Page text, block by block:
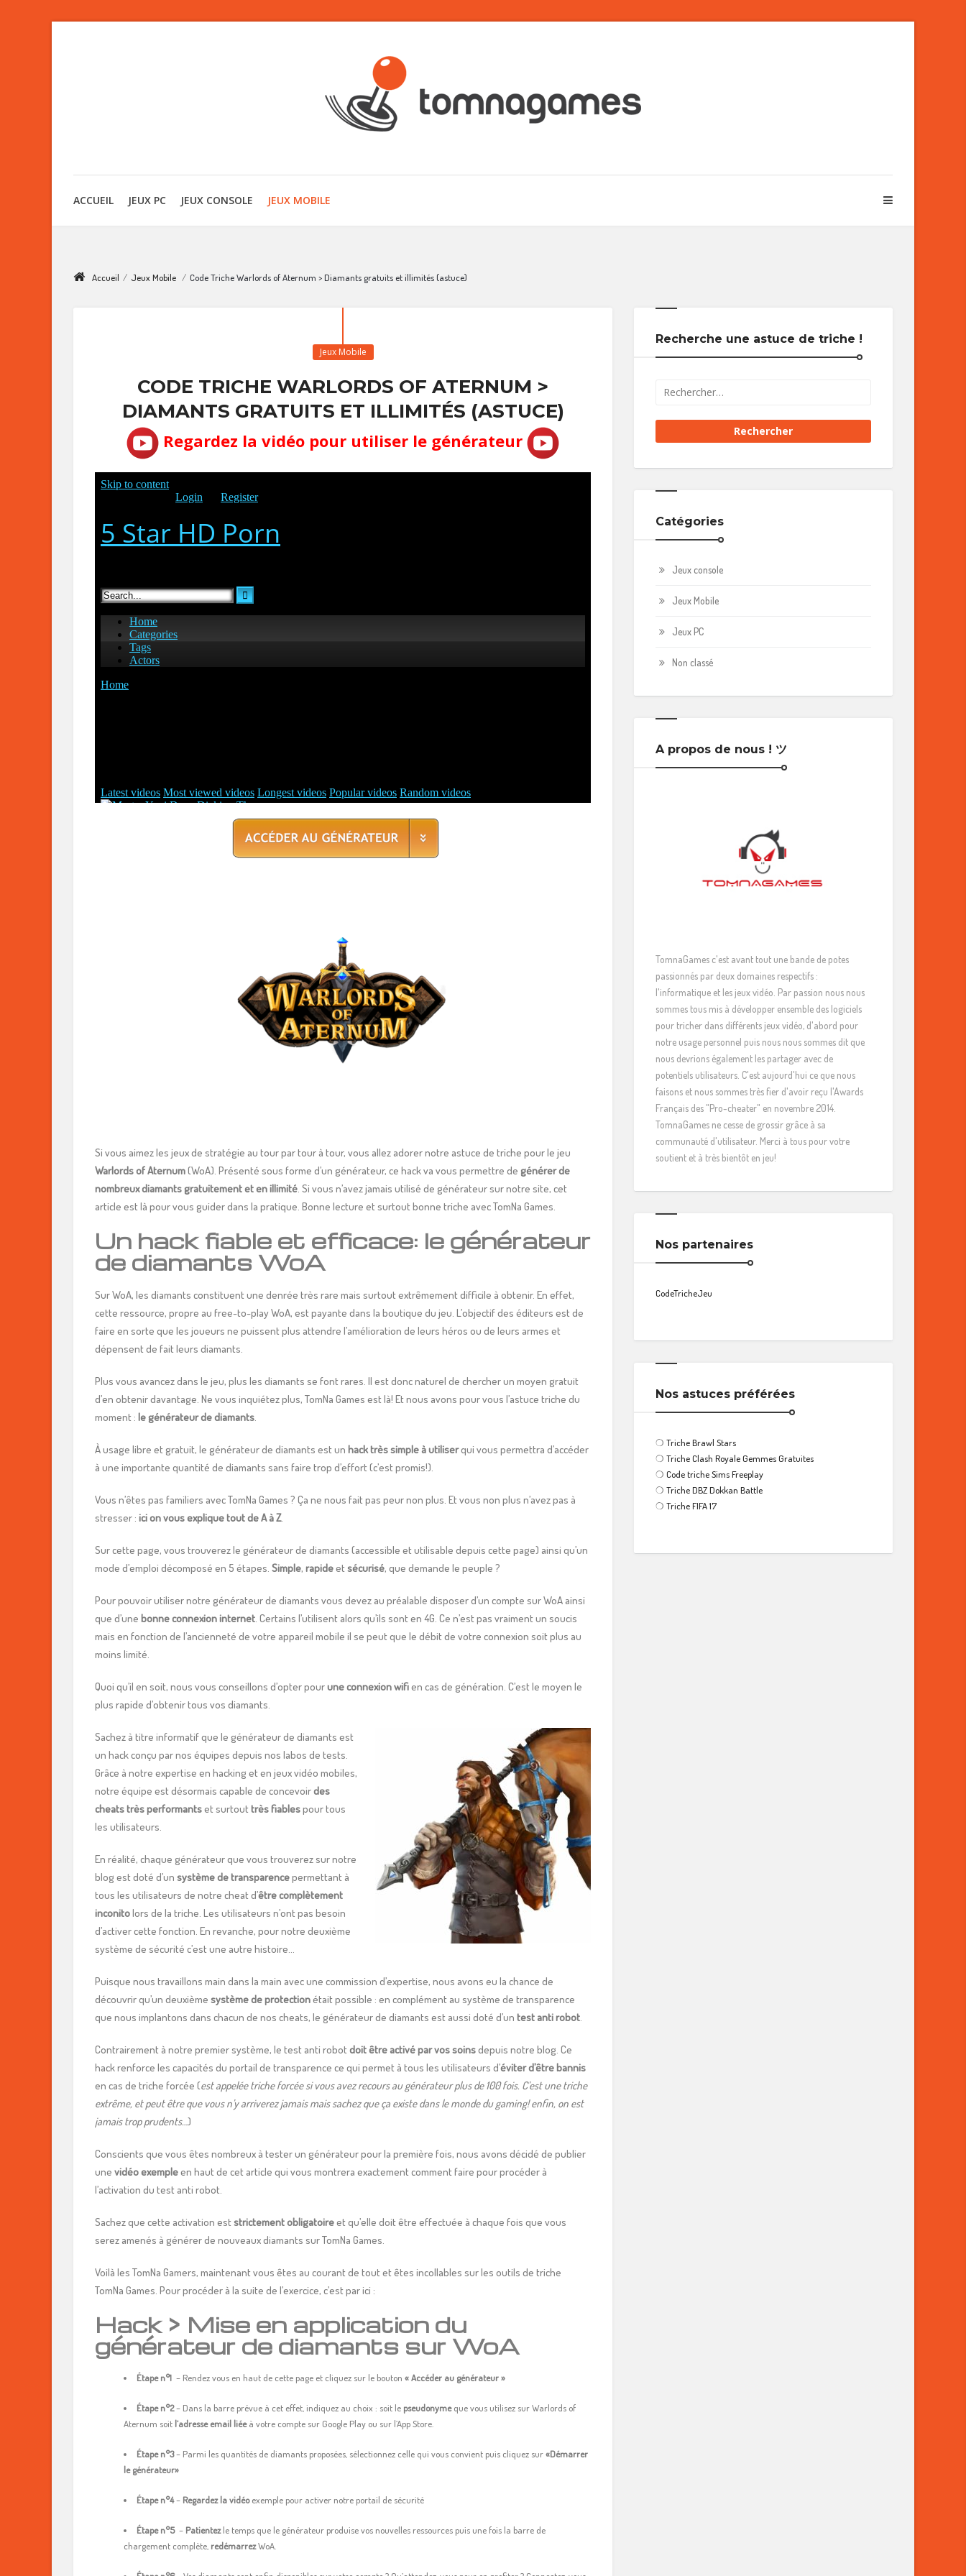
ACCUEIL JEUX PC JEUX CONSOLE JEUX MOBILE
Accueil / Jeux Mobile / Code Triche Warlords of Aternum > Diamants gratuits et illimités (astuce)
Jeux Mobile
CODE TRICHE WARLORDS OF ATERNUM >
DIAMANTS GRATUITS ET ILLIMITÉS (ASTUCE)
Regardez la vidéo pour utiliser le générateur
Si vous aimez les jeux de stratégie au tour par tour à tour, vous allez adorer notre astuce de triche pour le jeu
Warlords of Aternum(WoA). Présenté sous forme d’un générateur, ce hack va vous permettre de générer de
nombreux diamants gratuitement et en illimité. Si vous n’avez jamais utilisé de générateur sur notre site, cet
article est là pour vous guider dans la pratique. Bonne lecture et surtout bonne triche avec TomNa Games.
Un hack fiable et efficace: le générateur
de diamants WoA
Sur WoA, les diamants constituent une denrée très rare mais surtout extrêmement difficile à obtenir. En effet,
cette ressource, propre au free-to-play WoA, est payante dans la boutique du jeu. L’objectif des éditeurs est de
faire en sorte que les joueurs ne puissent plus attendre l’amélioration de leurs héros ou de leurs armes et
dépensent de fait leurs diamants.
Plus vous avancez dans le jeu, plus les diamants se font rares. Il est donc naturel de chercher un moyen gratuit
d’en obtenir davantage. Ne vous inquiétez plus, TomNa Games est là! Et nous avons pour vous l’astuce triche du
moment : le générateur de diamants.
À usage libre et gratuit, le générateur de diamants est un hack très simple à utiliserqui vous permettra d’accéder
à une importante quantité de diamants sans faire trop d’effort (c’est promis!).
Vous n’êtes pas familiers avec TomNa Games ? Ça ne nous fait pas peur non plus. Et vous non plus n’avez pas à
stresser : ici on vous explique tout de A à Z.
Sur cette page, vous trouverez le générateur de diamants (accessible et utilisable depuis cette page) ainsi qu’un
mode d’emploi décomposé en 5 étapes. Simple, rapideetsécurisé, que demande le peuple ?
Pour pouvoir utiliser notre générateur de diamants vous devez au préalable disposer d’un compte sur WoA ainsi
que d’une bonne connexion internet. Certains l’utilisent alors qu’ils sont en 4G. Ce n’est pas vraiment un soucis
mais en fonction de l’ancienneté de votre appareil mobile il se peut que le débit de votre connexion soit plus au
moins limité.
Quoi qu’il en soit, nous vous conseillons d’opter pourune connexion wifien cas de génération. C’est le moyen le
plus rapide d’obtenir tous vos diamants.
Sachez à titre informatif que le générateur de diamants est
un hack conçu par nos équipes depuis nos labos de tests.
Grâce à notre expertise en hacking et en jeux vidéo mobiles,
notre équipe est désormais capable de concevoirdes
cheats très performantset surtouttrès fiablespour tous
les utilisateurs.
En réalité, chaque générateur que vous trouverez sur notre
blog est doté d’un système de transparencepermettant à
tous les utilisateurs de notre cheat d’être complètement
inconitolors de la triche. Les utilisateurs n’ont pas besoin
d’activer cette fonction. En revanche, pour notre deuxième
système de sécurité c’est une autre histoire…
Puisque nous travaillons main dans la main avec une commission d’expertise, nous avons eu la chance de
découvrir qu’un deuxième système de protectionétait possible : en complément au système de transparence
que nous implantons dans chacun de nos cheats, le générateur de diamants est aussi doté d’un test anti robot.
Contrairement à notre premier système, le test anti robotdoit être activé par vos soinsdepuis notre blog. Ce
hack renforce les capacités du portail de transparence ce qui permet à tous les utilisateurs d’éviter d’être bannis
en cas de triche forcée (est appelée triche forcée si vous avez recours au générateur plus de 100 fois. C’est une triche
extrême, et peut être que vous n’y arriverez jamais mais sachez que ça existe dans le monde du gaming! enfin, on est
jamais trop prudents…)
Conscients que vous êtes nombreux à tester un générateur pour la première fois, nous avons décidé de publier
une vidéo exempleen haut de cet article qui vous montrera exactement comment faire pour procéder à
l’activation du test anti robot.
Sachez que cette activation eststrictement obligatoireet qu’elle doit être effectuée à chaque fois que vous
serez amenés à générer de nouveaux diamants sur TomNa Games.
Voilà les TomNa Gamers, maintenant vous êtes au courant de tout et êtes incollables sur les outils de triche
TomNa Games. Pour procéder à la suite de l’exercice, c’est par ici :
Hack > Mise en application du
générateur de diamants sur WoA
Étape n°1 – Rendez vous en haut de cette page et cliquez sur le bouton « Accéder au générateur »
Étape n°2– Dans la barre prévue à cet effet, indiquez au choix : soit le pseudonymeque vous utilisez sur Warlords of
Aternum soit l’adresse email liéeà votre compte sur Google Play ou sur l’App Store.
Étape n°3– Parmi les quantités de diamants proposées, sélectionnez celle qui vous convient puis cliquez sur«Démarrer
le générateur»
Étape n°4– Regardez la vidéoexemple pour activer notre portail de sécurité
Étape n°5– Patientezle temps que le générateur produise vos nouvelles ressources puis une fois la barre de
chargement complète, redémarrezWoA.
Recherche une astuce de triche !
Catégories
Jeux console
Jeux Mobile
Jeux PC
Non classé
A propos de nous ! ツ
TomnaGames c'est avant tout une bande de potes
passionnés par deux domaines respectifs :
l'informatique et les jeux vidéo. Par passion nous nous
sommes tous mis à développer ensemble des logiciels
pour tricher dans différents jeux vidéo, d'abord pour
notre usage personnel puis nous nous sommes dit que
nous devrions également les partager avec de
potentiels utilisateurs. C'est aujourd'hui ce que nous
faisons et nous sommes très fier d'avoir reçu l'Awards
Français des "Pro-cheater" en novembre 2014.
TomnaGames ne cesse de grossir grâce à sa
communauté d'utilisateur. Merci à tous pour votre
soutient et à très bientôt en jeu!
Nos partenaires
CodeTricheJeu
Nos astuces préférées
❍ Triche Brawl Stars
❍ Triche Clash Royale Gemmes Gratuites
❍ Code triche Sims Freeplay
❍ Triche DBZ Dokkan Battle
❍ Triche FIFA 17